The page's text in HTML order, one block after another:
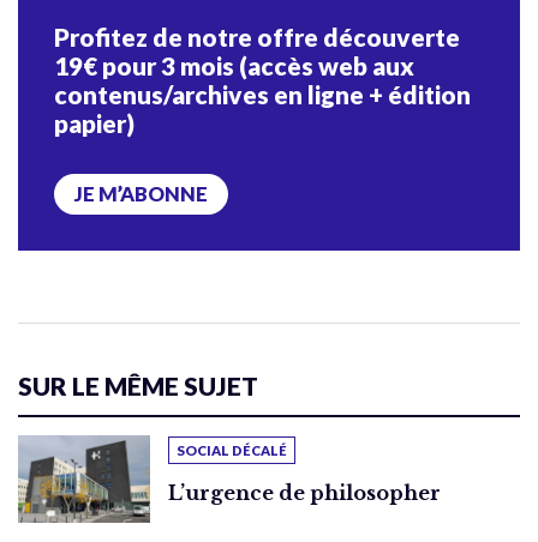
Profitez de notre offre découverte
19€ pour 3 mois (accès web aux
contenus/archives en ligne + édition
papier)
JE M’ABONNE
SUR LE MÊME SUJET
SOCIAL DÉCALÉ
L’urgence de philosopher